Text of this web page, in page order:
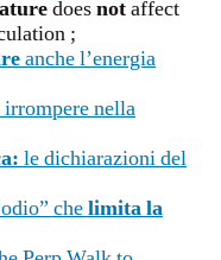
doesnotaffect
;
anche l’energia
nella
le dichiarazioni del
chelimita la